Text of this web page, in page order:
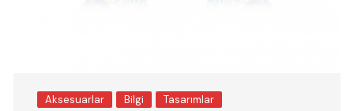
Aksesuarlar Bilgi Tasarımlar